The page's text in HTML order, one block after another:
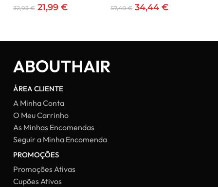
Go To Shop
32,93€ O
21,99 €O
57,40€ O
34,44€O
ÁREA CLIENTE
A Minha Conta
O Meu Carrinho
As Minhas Encomendas
Seguir a Minha Encomenda
PROMOÇÕES
Promoções Ativas
Cupões Ativos